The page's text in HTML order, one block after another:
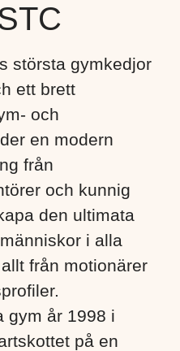
största gymkedjor
ett brett
och
en modern
från
och kunnig
den ultimata
i alla
från motionärer
gym år 1998 i
på en